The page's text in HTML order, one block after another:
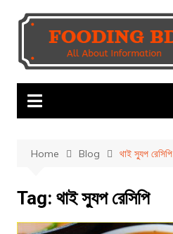
Home Blog থাই স্যুপ রেসিপি
Tag: থাই স্যুপ রেসিপি